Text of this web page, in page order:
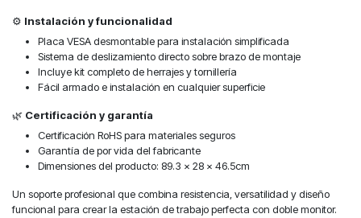
⚙️ Instalación y funcionalidad
Placa VESA desmontable para instalación simplificada
Sistema de deslizamiento directo sobre brazo de montaje
Incluye kit completo de herrajes y tornillería
Fácil armado e instalación en cualquier superficie
🌿 Certificación y garantía
Certificación RoHS para materiales seguros
Garantía de por vida del fabricante
Dimensiones del producto: 89.3 x 28 x 46.5cm
Un soporte profesional que combina resistencia, versatilidad y diseño
funcional para crear la estación de trabajo perfecta con doble monitor.